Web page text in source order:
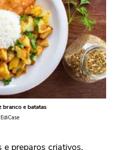
branco e batatas
e preparos criativos,